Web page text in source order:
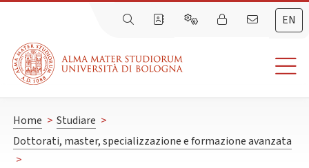
EN
Home > Studiare >
Dottorati, master, specializzazione e formazione avanzata
>